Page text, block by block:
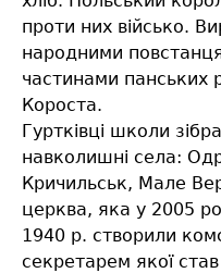
проти них військо.
народними
частинами панських
Короста.
Гуртківці школи
навколишні села:
Кричильськ, Мале
церква, яка у 2005
1940 р. створили
секретарем якої